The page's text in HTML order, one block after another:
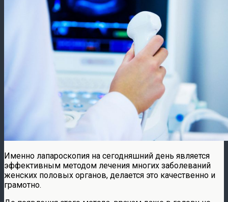
Именно лапароскопия на сегодняшний день является
эффективным методом лечения многих заболеваний
женских половых органов, делается это качественно и
грамотно.